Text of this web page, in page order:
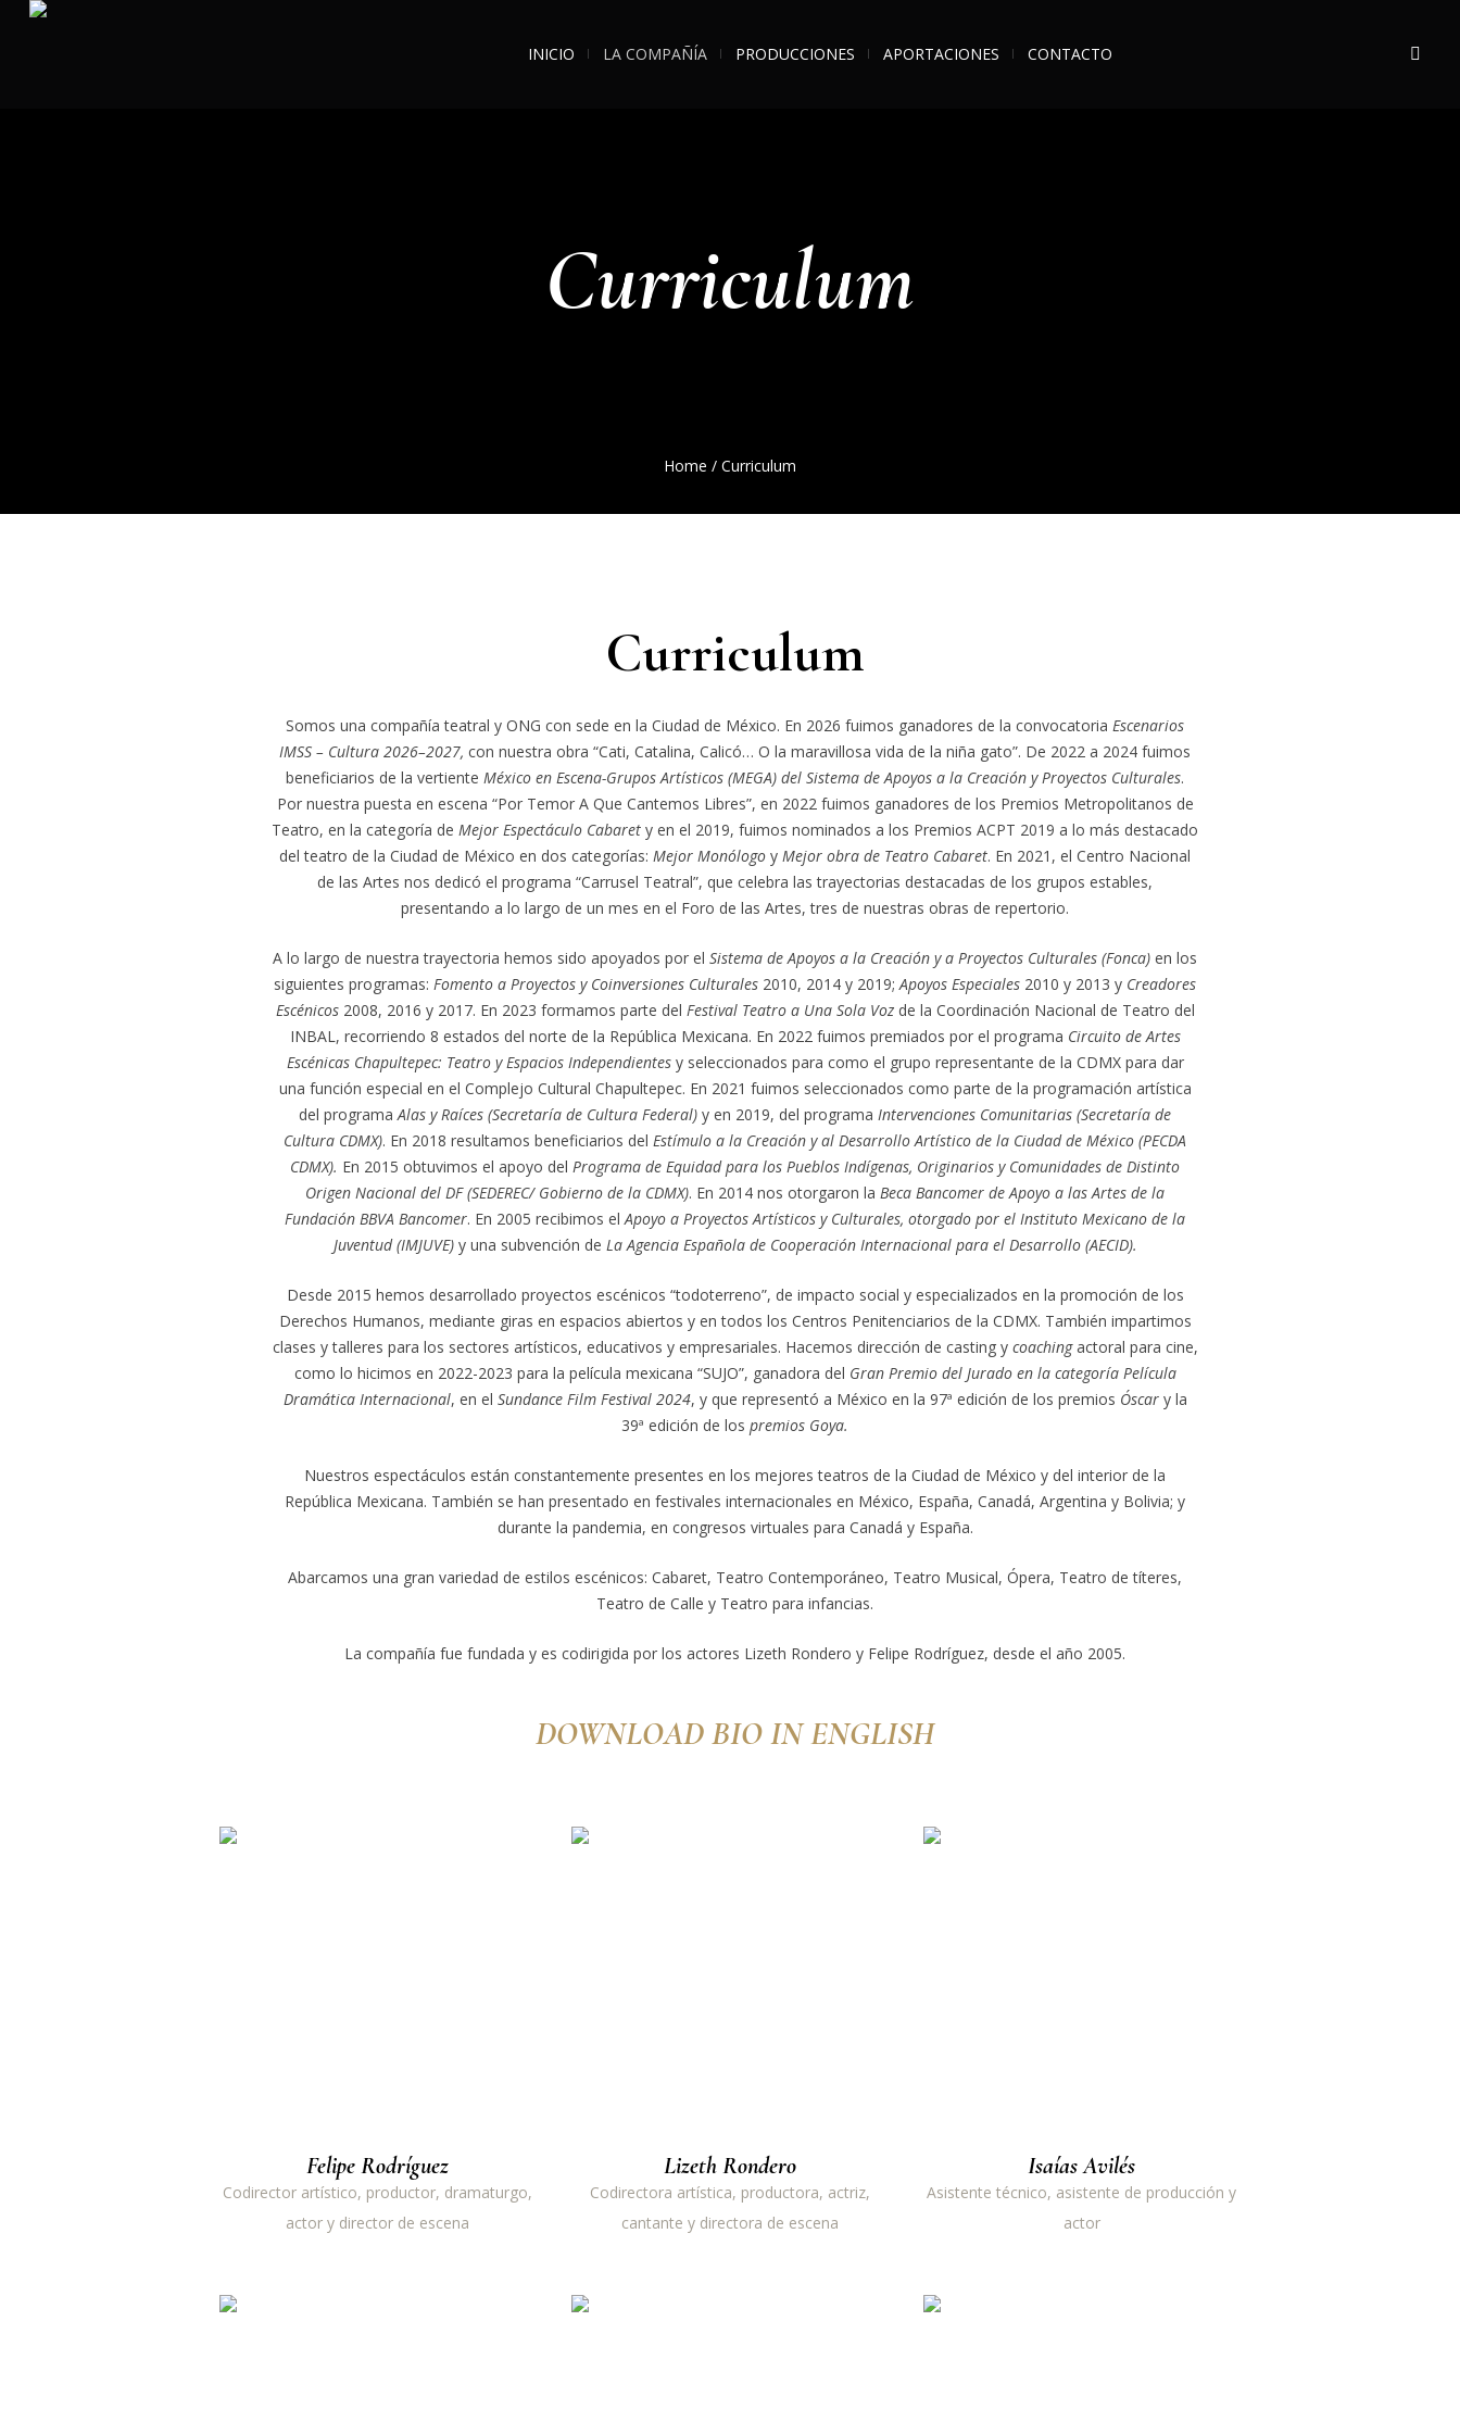
INICIO LA COMPAÑÍA PRODUCCIONES APORTACIONES CONTACTO
Curriculum
Home / Curriculum
Curriculum
Somos una compañía teatral y ONG con sede en la Ciudad de México. En 2026 fuimos ganadores de la convocatoriaEscenarios
IMSS – Cultura 2026–2027,con nuestra obra “Cati, Catalina, Calicó… O la maravillosa vida de la niña gato”. De 2022 a 2024 fuimos
beneficiarios de la vertienteMéxico en Escena-Grupos Artísticos (MEGA) del Sistema de Apoyos a la Creación y Proyectos Culturales.
Por nuestra puesta en escena “Por Temor A Que Cantemos Libres”, en 2022 fuimos ganadores de los Premios Metropolitanos de
Teatro, en la categoría deMejor Espectáculo Cabaret y en el 2019, fuimos nominados a los Premios ACPT 2019 a lo más destacado
del teatro de la Ciudad de México en dos categorías:Mejor Monólogo yMejor obra de Teatro Cabaret. En 2021, el Centro Nacional
de las Artes nos dedicó el programa “Carrusel Teatral”, que celebra las trayectorias destacadas de los grupos estables,
presentando a lo largo de un mes en el Foro de las Artes, tres de nuestras obras de repertorio.
A lo largo de nuestra trayectoria hemos sido apoyados por elSistema de Apoyos a la Creación y a Proyectos Culturales (Fonca) en los
siguientes programas:Fomento a Proyectos y Coinversiones Culturales 2010, 2014 y 2019;Apoyos Especiales 2010 y 2013 y Creadores
Escénicos2008, 2016 y 2017. En 2023 formamos parte del Festival Teatro a Una Sola Vozde la Coordinación Nacional de Teatro del
INBAL, recorriendo 8 estados del norte de la República Mexicana. En 2022 fuimos premiados por el programa Circuito de Artes
Escénicas Chapultepec: Teatro y Espacios Independientesy seleccionados para como el grupo representante de la CDMX para dar
una función especial en el Complejo Cultural Chapultepec. En 2021 fuimos seleccionados como parte de la programación artística
del programaAlas y Raíces (Secretaría de Cultura Federal) y en 2019, del programaIntervenciones Comunitarias (Secretaría de
Cultura CDMX). En 2018 resultamos beneficiarios delEstímulo a la Creación y al Desarrollo Artístico de la Ciudad de México (PECDA
CDMX). En 2015 obtuvimos el apoyo delPrograma de Equidad para los Pueblos Indígenas, Originarios y Comunidades de Distinto
Origen Nacional del DF (SEDEREC/ Gobierno de la CDMX). En 2014 nos otorgaron laBeca Bancomer de Apoyo a las Artes de la
Fundación BBVA Bancomer. En 2005 recibimos elApoyo a Proyectos Artísticos y Culturales, otorgado por el Instituto Mexicano de la
Juventud (IMJUVE)y una subvención de La Agencia Española de Cooperación Internacional para el Desarrollo (AECID).
Desde 2015 hemos desarrollado proyectos escénicos “todoterreno”, de impacto social y especializados en la promoción de los
Derechos Humanos, mediante giras en espacios abiertos y en todos los Centros Penitenciarios de la CDMX. También impartimos
clases y talleres para los sectores artísticos, educativos y empresariales. Hacemos dirección de casting y coachingactoral para cine,
como lo hicimos en 2022-2023 para la película mexicana “SUJO”, ganadora del Gran Premio del Jurado en la categoría Película
Dramática Internacional, en el Sundance Film Festival 2024, y que representó a México en la 97ª edición de los premios Óscary la
39ª edición de lospremios Goya.
Nuestros espectáculos están constantemente presentes en los mejores teatros de la Ciudad de México y del interior de la
República Mexicana. También se han presentado en festivales internacionales en México, España, Canadá, Argentina y Bolivia; y
durante la pandemia, en congresos virtuales para Canadá y España.
Abarcamos una gran variedad de estilos escénicos: Cabaret, Teatro Contemporáneo, Teatro Musical, Ópera, Teatro de títeres,
Teatro de Calle y Teatro para infancias.
La compañía fue fundada y es codirigida por los actores Lizeth Rondero y Felipe Rodríguez, desde el año 2005.
DOWNLOAD BIO IN ENGLISH
Felipe Rodríguez
Codirector artístico, productor, dramaturgo,
actor y director de escena
Lizeth Rondero
Codirectora artística, productora, actriz,
cantante y directora de escena
Isaías Avilés
Asistente técnico, asistente de producción y
actor